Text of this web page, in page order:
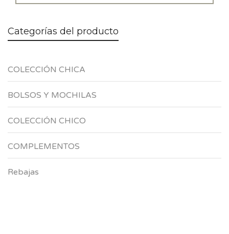
Categorías del producto
COLECCIÓN CHICA
BOLSOS Y MOCHILAS
COLECCIÓN CHICO
COMPLEMENTOS
Rebajas